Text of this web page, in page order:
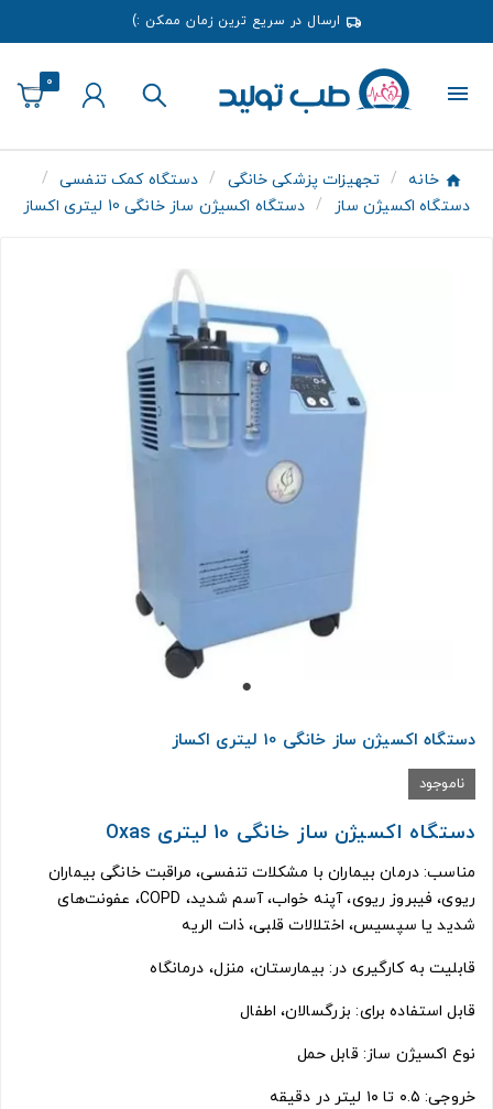
ارسال در سریع ترین زمان ممکن :)
0
خانه تجهیزات پزشکی خانگی
دستگاه کمک تنفسی
دستگاه اکسیژن ساز
دستگاه اکسیژن ساز خانگی 10 لیتری اکساز
دستگاه اکسیژن ساز خانگی 10 لیتری اکساز
ناموجود
دستگاه اکسیژن ساز خانگی 10 لیتری Oxas
مناسب: درمان بیماران با مشکلات تنفسی، مراقبت خانگی بیماران
ریوی، فیبروز ریوی، آپنه خواب، آسم شدید، COPD، عفونت‌های
شدید یا سپسیس، اختلالات قلبی، ذات الریه
قابلیت به کارگیری در: بیمارستان، منزل، درمانگاه
قابل استفاده برای: بزرگسالان، اطفال
نوع اکسیژن‌ ساز: قابل حمل
خروجی: ۰.۵ تا ۱۰ لیتر در دقیقه